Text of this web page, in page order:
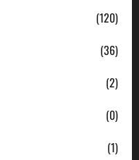
(120)
(36)
(2)
(0)
(1)